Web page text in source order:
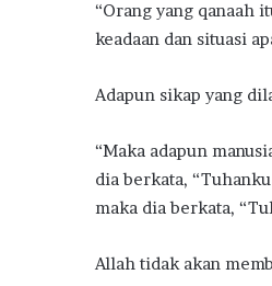
“Orang yang qanaah
keadaan dan situasi
Adapun sikap yang
“Maka adapun
dia berkata,
maka dia berkata,
Allah tidak akan